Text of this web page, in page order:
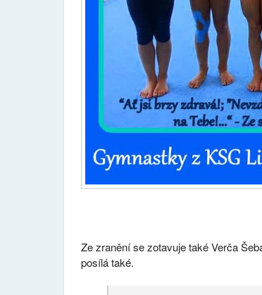
Ze zranění se zotavuje také Verča
posílá také.